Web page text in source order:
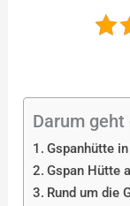
Darum
Gspanhütte
Gspan Hütte
Rund um die